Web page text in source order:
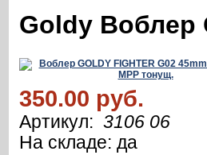
Goldy Воблер
350.00 руб.
Артикул: 3106 06
На складе: да